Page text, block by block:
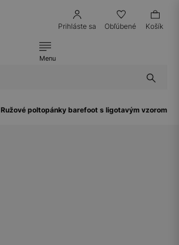
Prihláste sa Obľúbené Košík
Menu
Ružové poltopánky barefoot s ligotavým vzorom